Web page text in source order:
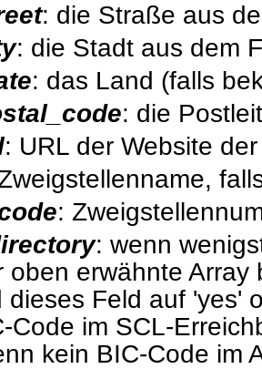
: die Straße aus
: die Stadt aus dem
: das Land (falls
: die
: URL der Website
:
: wenn
oben erwähnte
dieses Feld auf 'yes'
Code im SCL-
kein BIC-Code im